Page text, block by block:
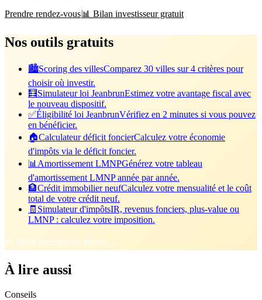
Prendre rendez-vous📊 Bilan investisseur gratuit
Nos outils gratuits
🏙️Scoring des villesComparez 30 villes sur 4 critères pour
choisir où investir.
🧮Simulateur loi JeanbrunEstimez votre avantage fiscal avec
le nouveau dispositif.
✅Éligibilité loi JeanbrunVérifiez en 2 minutes si vous pouvez
en bénéficier.
🏠Calculateur déficit foncierCalculez votre économie
d'impôts via le déficit foncier.
📊 Amortissement LMNPGénérez votre tableau
d'amortissement LMNP année par année.
🏦Crédit immobilier neufCalculez votre mensualité et le coût
total de votre crédit neuf.
🧾 Simulateur d'impôtsIR, revenus fonciers, plus-value ou
LMNP : calculez votre imposition.
📊 Bilan investisseur gratuit →
À lire aussi
Conseils